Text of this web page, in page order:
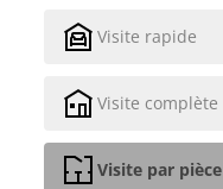
Visite rapide
Visite complète
Visite par pièce